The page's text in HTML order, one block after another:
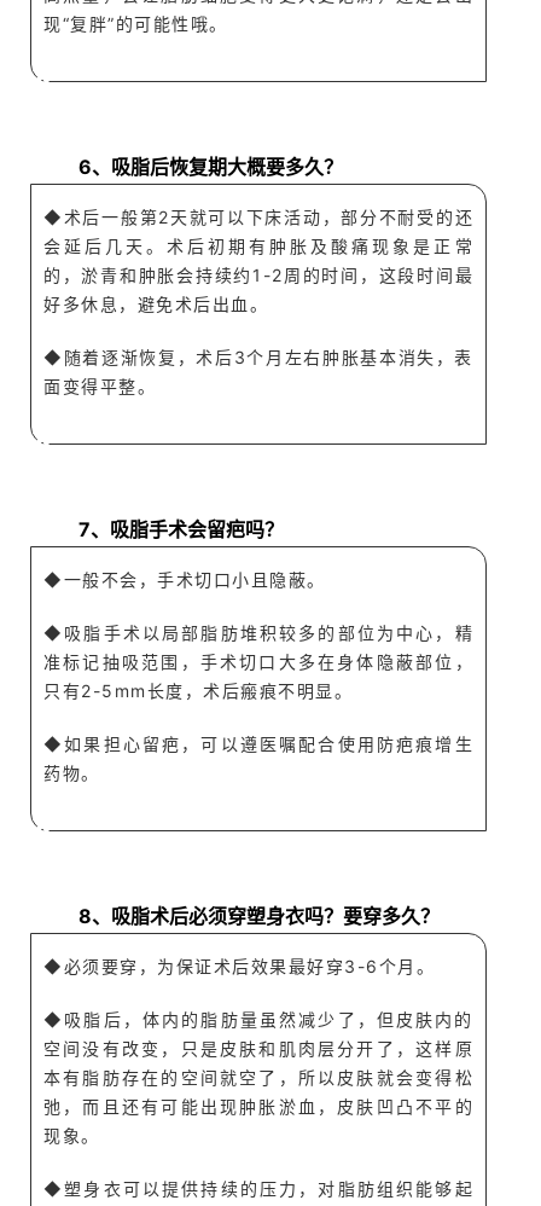
现“复胖”的可能性哦。
A
6、吸脂后恢复期大概要多久？
◆ 术后一般第2天就可以下床活动，部分不耐受的还
会延后几天。术后初期有肿胀 及酸痛现象是正常
的，淤青和肿胀会持续约1-2周 的时间，这段时间最
好多休息，避免术后出血。
◆随着逐渐恢复，术后3个月左右肿胀基本消失，表
面变得平整。
A
7、吸脂手术会留疤吗？
◆一般不会 ，手术切口小且隐蔽。
◆ 吸脂手术以局部脂肪堆积较多的部位为中心，精
准标记抽吸范围，手术切口大多在身体隐蔽部位，
只 有2-5 mm长度，术后瘢痕不明显。
◆如果担心留疤，可以遵医嘱配合使用防疤痕增生
药物。
A
8、吸脂术后必须穿塑身衣吗？ 要穿多久？
◆必须要穿，为保证术后效果最好穿3-6个月。
◆吸脂后，体内的脂肪量虽然减少了，但皮肤内的
空间没有改变，只是皮肤和肌肉层分开了，这样原
本有脂肪存在的空间就空了，所以皮肤就会变得松
弛，而且还有可能出现肿胀淤血，皮肤凹凸不平的
现象。
◆塑身衣可以提供持续的压力，对脂肪组织能够起